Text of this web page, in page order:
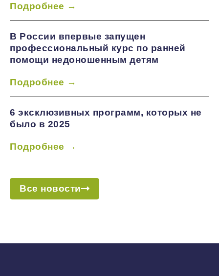
Подробнее →
В России впервые запущен
профессиональный курс по ранней
помощи недоношенным детям
Подробнее →
6 эксклюзивных программ, которых не
было в 2025
Подробнее →
Все новости